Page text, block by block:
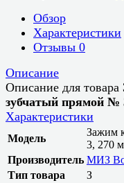
Обзор
Характеристики
Отзывы 0
Описание
Описание для товара
зубчатый прямой №
Характеристики
Модель
Зажим
3, 270
Производитель МИЗ
Тип товара
З